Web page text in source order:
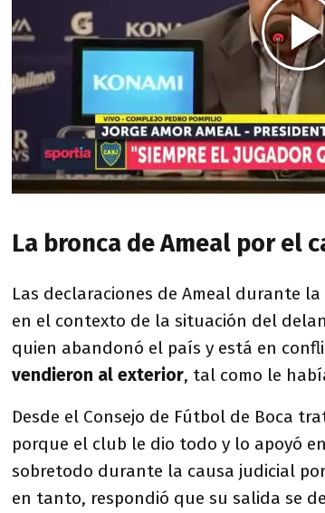
La bronca de Ameal por el
Las declaraciones de Ameal durante
en el contexto de la situación del
quien abandonó el país y está en
vendieron al exterior, tal como le
Desde el Consejo de Fútbol de Boca
porque el club le dio todo y lo apoyó
sobretodo durante la causa judicial
en tanto, respondió que su salida se